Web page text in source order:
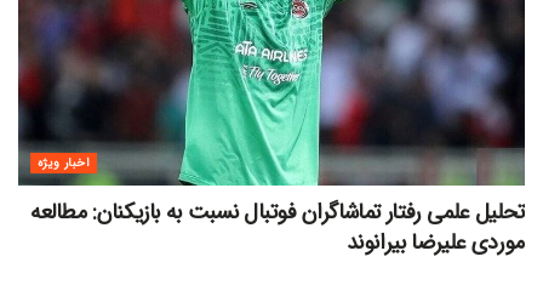
اخبار ویژه
تحلیل علمی رفتار تماشاگران فوتبال نسبت به بازیکنان: مطالعه
موردی علیرضا بیرانوند